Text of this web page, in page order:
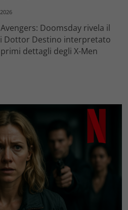
Doomsday rivela il
Dottor Destino interpretato
dettagli degli X-Men